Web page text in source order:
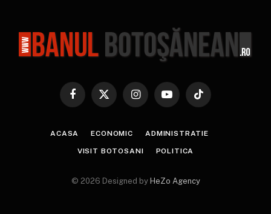
Facebook
X
InstagramYouTubeTikTok
ACASA ECONOMIC ADMINISTRATIE
VISIT BOTOSANI POLITICA
© 2026 Designed by HeZo Agency